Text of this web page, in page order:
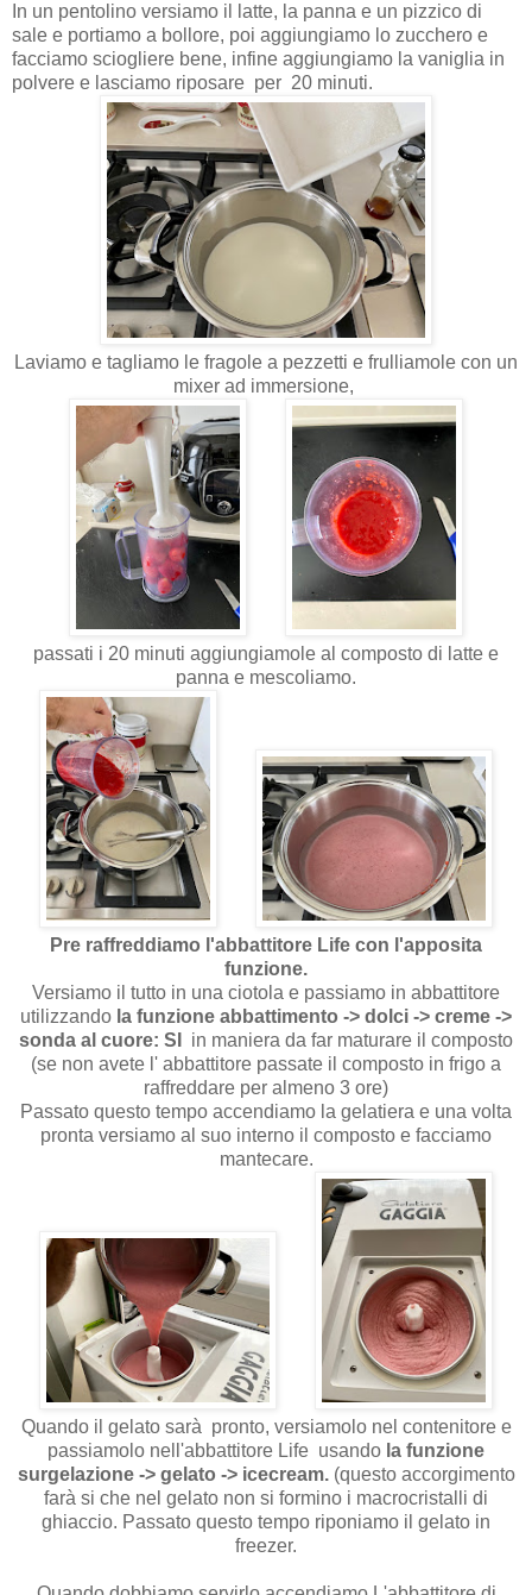
In un pentolino versiamo il latte, la panna e un pizzico di
sale e portiamo a bollore, poi aggiungiamo lo zucchero e
facciamo sciogliere bene, infine aggiungiamo la vaniglia in
polvere e lasciamo riposare per 20 minuti.
Laviamo e tagliamo le fragole a pezzetti e frulliamole con un
mixer ad immersione,
passati i 20 minuti aggiungiamole al composto di latte e
panna e mescoliamo.
Pre raffreddiamo l'abbattitore Life con l'apposita
funzione.
Versiamo il tutto in una ciotola e passiamo in abbattitore
utilizzando la funzione abbattimento -> dolci -> creme ->
sonda al cuore: SI
in maniera da far maturare il composto
(se non avete l' abbattitore passate il composto in frigo a
raffreddare per almeno 3 ore)
Passato questo tempo accendiamo la gelatiera e una volta
pronta versiamo al suo interno il composto e facciamo
mantecare.
Quando il gelato sarà pronto, versiamolo nel contenitore e
passiamolo nell'abbattitore Life usando la funzione
surgelazione -> gelato -> icecream. (questo accorgimento
farà si che nel gelato non si formino i macrocristalli di
ghiaccio. Passato questo tempo riponiamo il gelato in
freezer.